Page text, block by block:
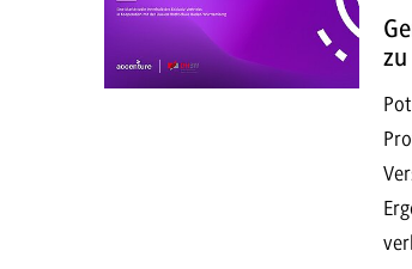
zu